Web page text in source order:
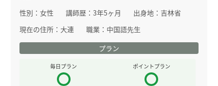
性別：女性 講師歴：3年5ヶ月 出身地： 吉林省
現在の住所： 大連 職業： 中国語先生
プラン
毎日プラン ポイントプラン